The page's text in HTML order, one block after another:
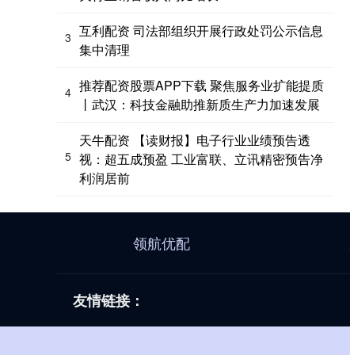
3 互利配资 司法部组织开展行政处罚公示信息
集中清理
4 推荐配资股票APP下载 聚焦服务业扩能提质
丨武汉：科技金融助推新质生产力加速发展
5
天牛配资 【读财报】电子行业业绩预告透
视：超五成预盈 工业富联、立讯精密预告净
利润居前
领航优配
友情链接：